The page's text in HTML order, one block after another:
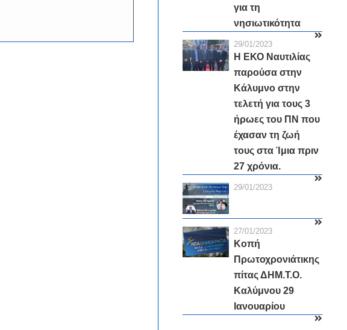
για τη
νησιωτικότητα
29/01/2023
Η ΕΚΟ Ναυτιλίας
παρούσα στην
Κάλυμνο στην
τελετή για τους 3
ήρωες του ΠΝ που
έχασαν τη ζωή
τους στα Ίμια πριν
27 χρόνια.
29/01/2023
27/01/2023
Κοπή
Πρωτοχρονιάτικης
πίτας ΔΗΜ.Τ.Ο.
Καλύμνου 29
Ιανουαρίου